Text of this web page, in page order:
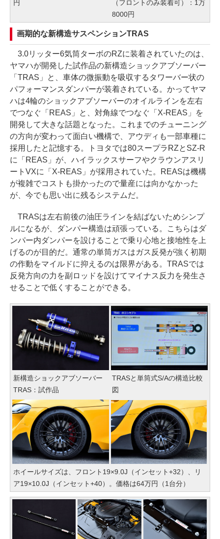
円
（フロントのみ装着可）：1万
8000円
画期的な新構造サスペンションTRAS
3.0リッター6気筒ターボのRZに装着されていたのは、
ヤマハが開発した試作品の新構造ショックアブソーバー
「TRAS」と、車体の微振動を吸収するタワーバー状の
パフォーマンスダンパーが装着されている。かってヤマ
ハは4輪のショックアブソーバーのオイルラインを左右
でつなぐ「REAS」と、対角線でつなぐ「X-REAS」を
開発して大きな話題となった。これまでのチューニング
の方向が変わって面白い機構で、アウディも一部車種に
採用したと記憶する。トヨタでは80スープラRZとSZ-R
に「REAS」が、ハイラックスサーフやクラウンアスリ
ートVXに「X-REAS」が採用されていた。REASは機構
が複雑でコストも掛かったので量産には向かなかった
が、今でも思い出に残るシステムだ。
TRASは左右前後の油圧ラインを結ばないためシンプ
ルになるが、ダンパー構造は頑張っている。こちらはダ
ンパー内ダンパーを設けることで乗り心地と接地性を上
げるのが目的だ。通常の単筒ガスはガス反発が強く初期
の作動をマイルドに抑えるのは限界がある。TRASでは
反発方向の力を副ロッドを設けてマイナス反力を発生さ
せることで低くすることができる。
新構造ショックアブソーバー
TRAS：試作品
TRASと単筒式S/Aの構造比較
図
ホイールサイズは、フロント19×9.0J（インセット+32）、リ
ア19×10.0J（インセット+40）。価格は64万円（1台分）